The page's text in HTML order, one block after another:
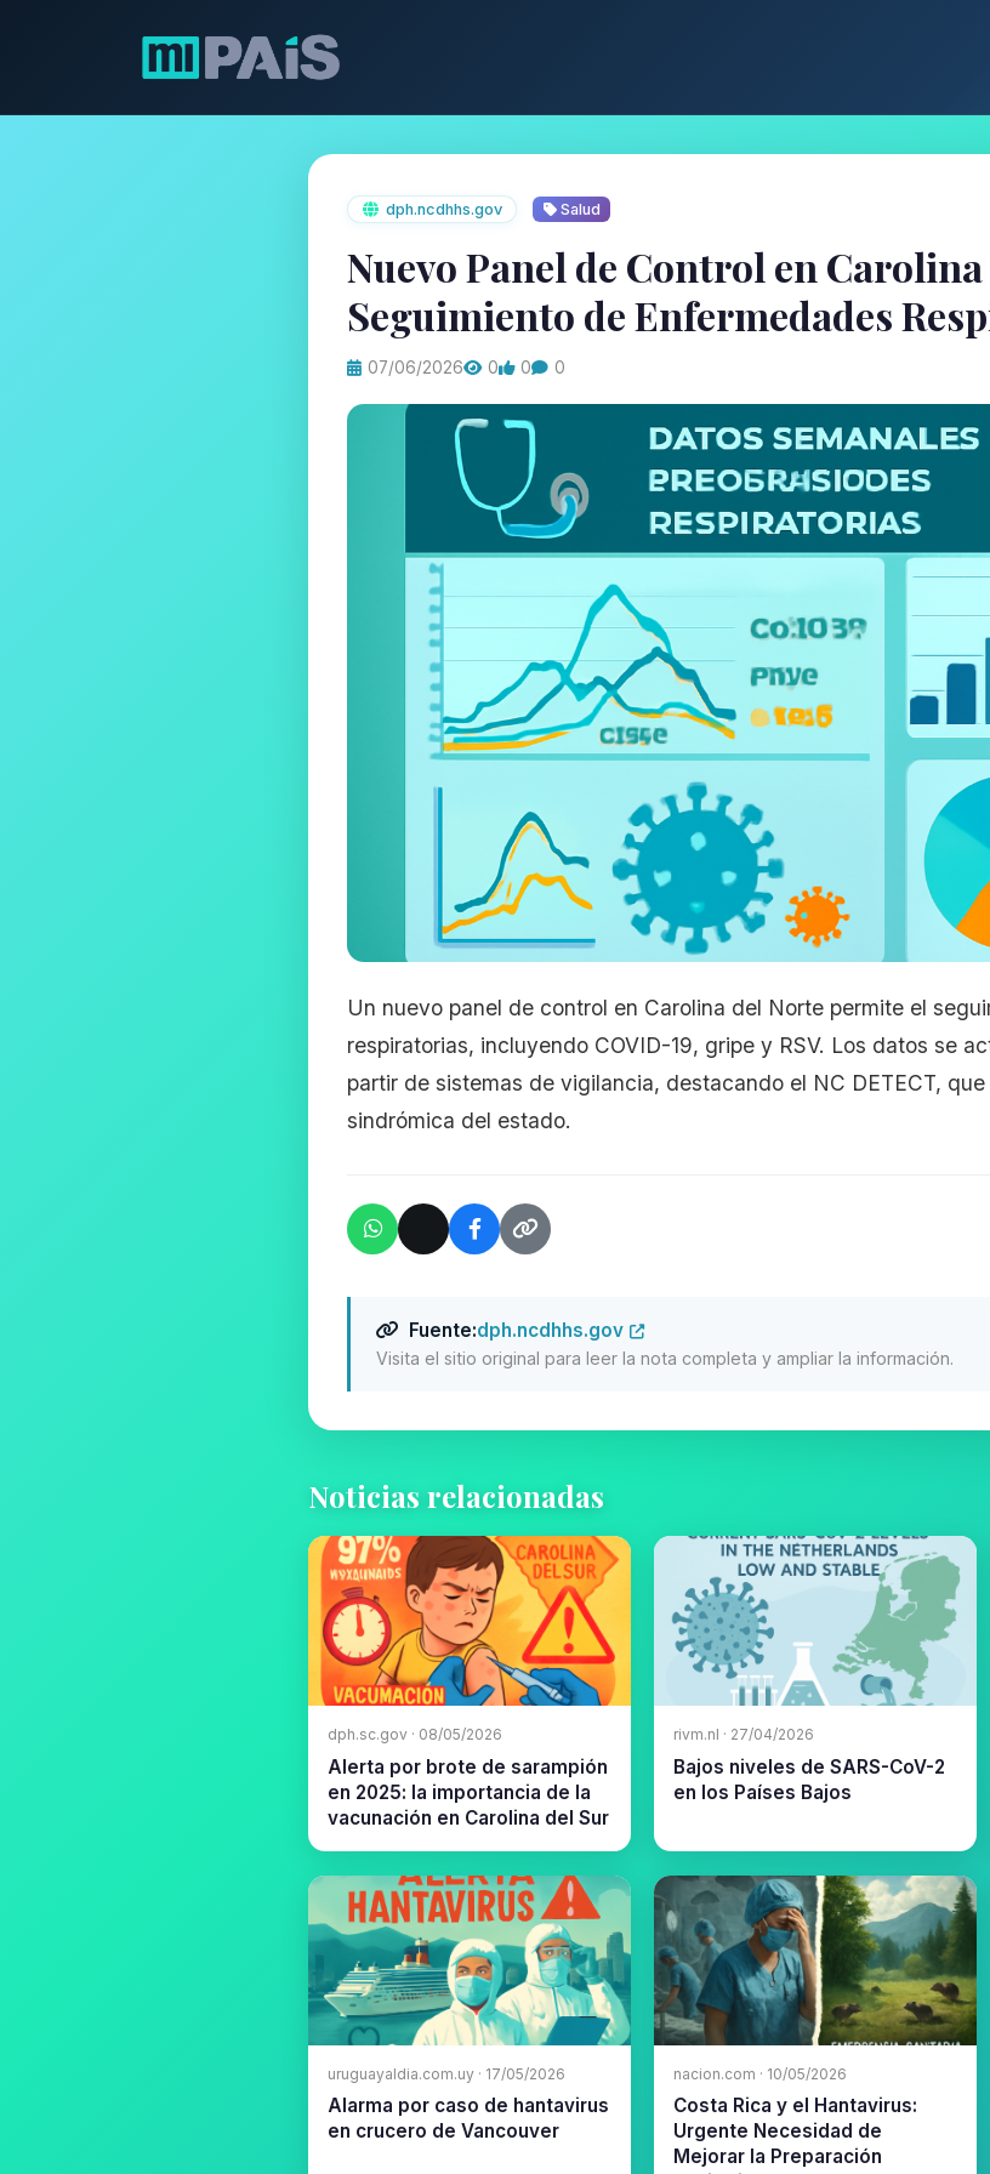
dph.ncdhhs.gov Salud
Nuevo Panel de Control en
Seguimiento de Enfermedades
07/06/2026 0 0 0
Un nuevo panel de control en Carolina del Norte permite el
respiratorias, incluyendo COVID-19, gripe y RSV. Los datos se
partir de sistemas de vigilancia, destacando el NC DETECT,
sindrómica del estado.
Fuente:dph.ncdhhs.gov
Visita el sitio original para leer la nota completa y ampliar la información.
Noticias relacionadas
dph.sc.gov · 08/05/2026
Alerta por brote de sarampión
en 2025: la importancia de la
vacunación en Carolina del Sur
rivm.nl · 27/04/2026
Bajos niveles de SARS-CoV-2
en los Países Bajos
uruguayaldia.com.uy · 17/05/2026
Alarma por caso de hantavirus
en crucero de Vancouver
nacion.com · 10/05/2026
Costa Rica y el Hantavirus:
Urgente Necesidad de
Mejorar la Preparación